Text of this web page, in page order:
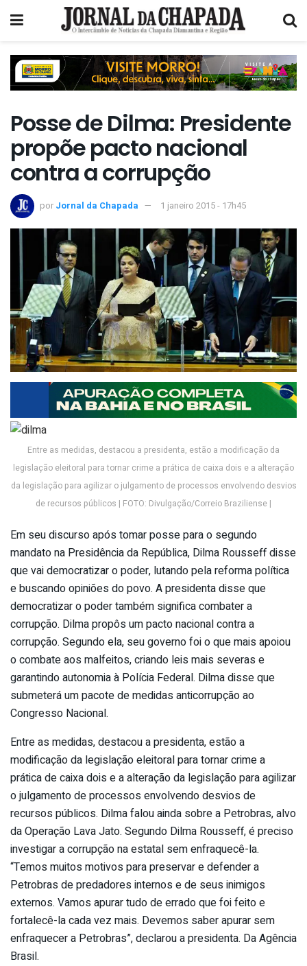
Posse de Dilma: Presidente
propõe pacto nacional
contra a corrupção
por Jornal da Chapada 1 janeiro 2015 - 17h45
Entre as medidas, destacou a presidenta, estão a modificação da
legislação eleitoral para tornar crime a prática de caixa dois e a alteração
da legislação para agilizar o julgamento de processos envolvendo desvios
de recursos públicos | FOTO: Divulgação/Correio Braziliense |
Em seu discurso após tomar posse para o segundo
mandato na Presidência da República, Dilma Rousseff disse
que vai democratizar o poder, lutando pela reforma política
e buscando opiniões do povo. A presidenta disse que
democratizar o poder também significa combater a
corrupção. Dilma propôs um pacto nacional contra a
corrupção. Segundo ela, seu governo foi o que mais apoiou
o combate aos malfeitos, criando leis mais severas e
garantindo autonomia à Polícia Federal. Dilma disse que
submeterá um pacote de medidas anticorrupção ao
Congresso Nacional.
Entre as medidas, destacou a presidenta, estão a
modificação da legislação eleitoral para tornar crime a
prática de caixa dois e a alteração da legislação para agilizar
o julgamento de processos envolvendo desvios de
recursos públicos. Dilma falou ainda sobre a Petrobras, alvo
da Operação Lava Jato. Segundo Dilma Rousseff, é preciso
investigar a corrupção na estatal sem enfraquecê-la.
“Temos muitos motivos para preservar e defender a
Petrobras de predadores internos e de seus inimigos
externos. Vamos apurar tudo de errado que foi feito e
fortalecê-la cada vez mais. Devemos saber apurar sem
enfraquecer a Petrobras”, declarou a presidenta. Da Agência
Brasil.